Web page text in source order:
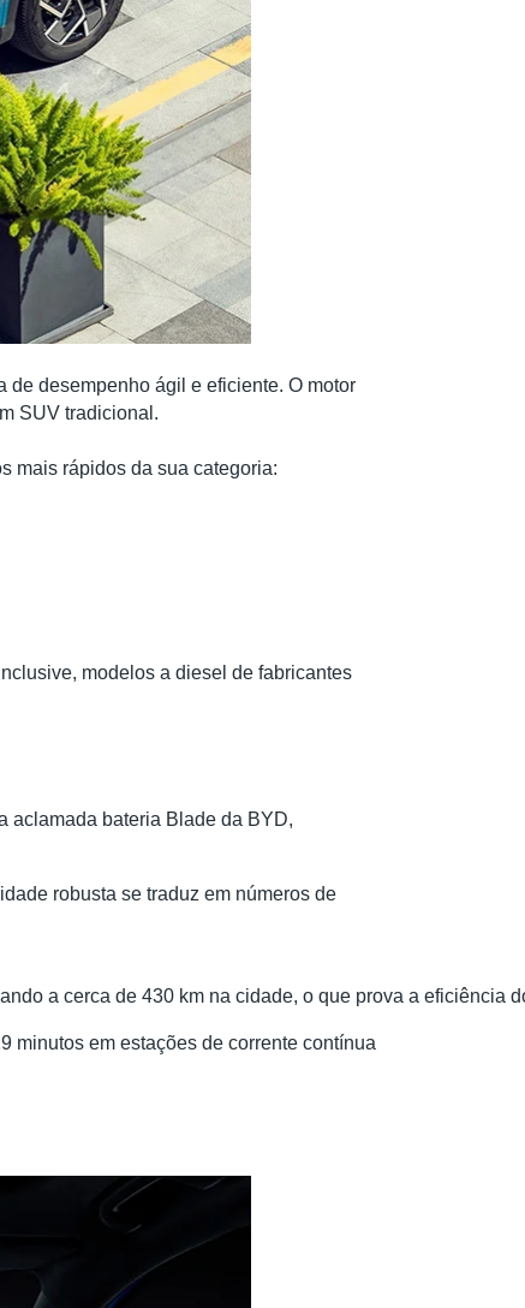
de desempenho ágil e eficiente. O motor
SUV tradicional.
mais rápidos da sua categoria:
modelos a diesel de fabricantes
aclamada bateria Blade da BYD,
robusta se traduz em números de
a cerca de 430 km na cidade, o que prova a eficiência
minutos em estações de corrente contínua